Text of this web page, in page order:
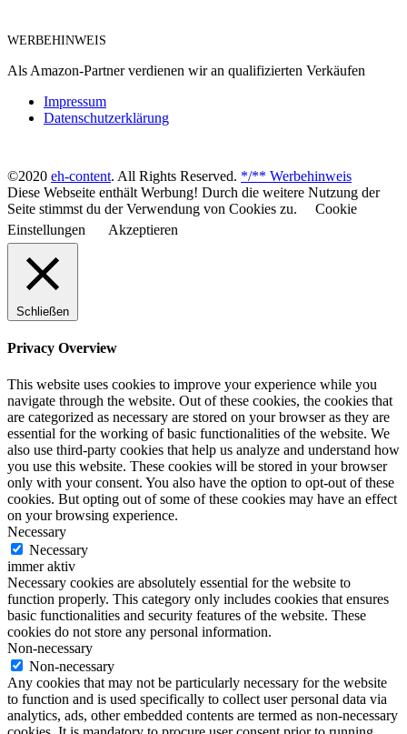
WERBEHINWEIS
Als Amazon-Partner verdienen wir an qualifizierten Verkäufen
Impressum
Datenschutzerklärung
©2020 eh-content. All Rights Reserved. */** Werbehinweis
Diese Webseite enthält Werbung! Durch die weitere Nutzung der
Seite stimmst du der Verwendung von Cookies zu.
Cookie
Einstellungen
Akzeptieren
Schließen
Privacy Overview
This website uses cookies to improve your experience while you
navigate through the website. Out of these cookies, the cookies that
are categorized as necessary are stored on your browser as they are
essential for the working of basic functionalities of the website. We
also use third-party cookies that help us analyze and understand how
you use this website. These cookies will be stored in your browser
only with your consent. You also have the option to opt-out of these
cookies. But opting out of some of these cookies may have an effect
on your browsing experience.
Necessary
Necessary
immer aktiv
Necessary cookies are absolutely essential for the website to
function properly. This category only includes cookies that ensures
basic functionalities and security features of the website. These
cookies do not store any personal information.
Non-necessary
Non-necessary
Any cookies that may not be particularly necessary for the website
to function and is used specifically to collect user personal data via
analytics, ads, other embedded contents are termed as non-necessary